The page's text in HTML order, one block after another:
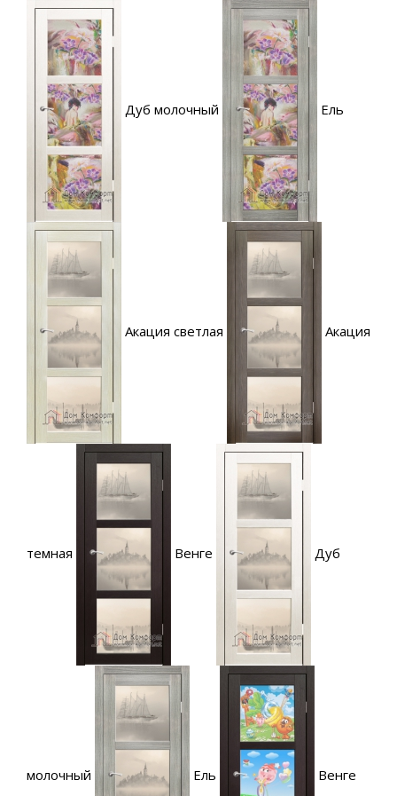
Дуб молочный Ель
Акация светлая Акация
темная Венге Дуб
молочный Ель Венге